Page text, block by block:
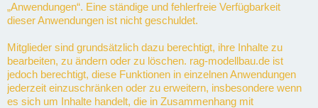
„Anwendungen“. Eine ständige und fehlerfreie Verfügbarkeit
dieser Anwendungen ist nicht geschuldet.
Mitglieder sind grundsätzlich dazu berechtigt, ihre Inhalte zu
bearbeiten, zu ändern oder zu löschen. rag-modellbau.de ist
jedoch berechtigt, diese Funktionen in einzelnen Anwendungen
jederzeit einzuschränken oder zu erweitern, insbesondere wenn
es sich um Inhalte handelt, die in Zusammenhang mit